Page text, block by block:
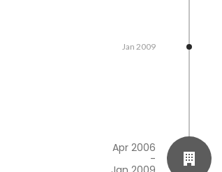
Jan 2009
Apr 2006
-